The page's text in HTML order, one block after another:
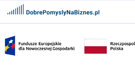
FRANCZYZY